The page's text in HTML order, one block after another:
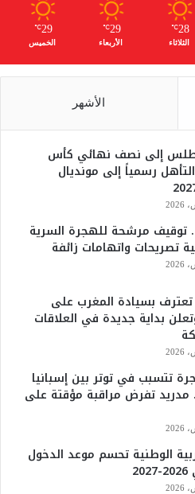
28
℃
الثلاثاء
29
℃
الأربعاء
29
℃
الخميس
الأشهر
إلى نصف نهائي كأس
رسمياً إلى مونديال
توقيف مرشحة للهجرة السرية
تصريحات واتهامات زائفة
تعترف بسيادة المغرب على
بداية جديدة في العلاقات
تتسبب في توتر بين إسبانيا
مدريد تفرض مراقبة مؤقتة على
الوطنية تحسم موعد الدخول